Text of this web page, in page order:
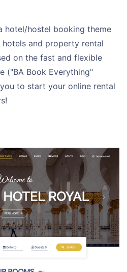
hotel/hostel booking theme
and property rental
on the fast and flexible
("BA Book Everything"
to start your online rental